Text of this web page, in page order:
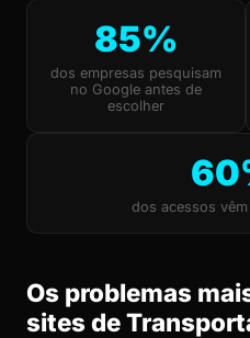
85%
dos empresas pesquisam
no Google antes de
escolher
dos acessos
Os problemas
sites de